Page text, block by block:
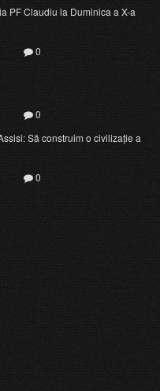
PF Claudiu la Duminica a X-a
0
0
Să construim o civilizație a
0